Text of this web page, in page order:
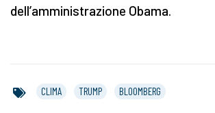
dell’amministrazione Obama.
CLIMA TRUMP BLOOMBERG